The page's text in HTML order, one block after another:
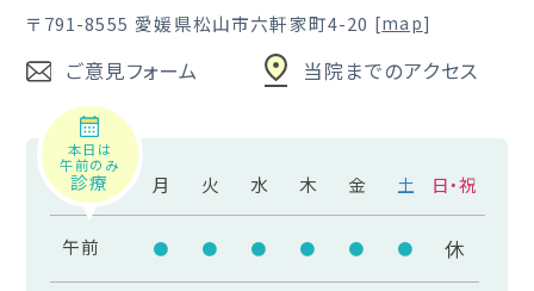
〒791-8555 愛媛県松山市六軒家町4-20 [map]
ご意見フォーム 当院までのアクセス
本日は
午前のみ
診療 月 火 水 木 金 土 日・祝
午前 ● ● ● ● ● ● 休